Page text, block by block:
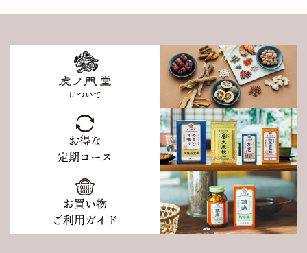
について
お得な
定期コース
お買い物
ご利用ガイド